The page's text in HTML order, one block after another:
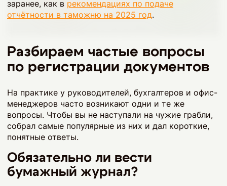
заранее, как в рекомендациях по подаче
отчётности в таможню на 2025 год.
Разбираем частые вопросы
по регистрации документов
На практике у руководителей, бухгалтеров и офис-
менеджеров часто возникают одни и те же
вопросы. Чтобы вы не наступали на чужие грабли,
собрал самые популярные из них и дал короткие,
понятные ответы.
Обязательно ли вести
бумажный журнал?